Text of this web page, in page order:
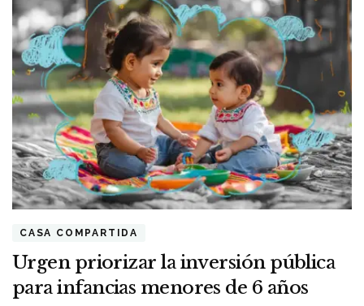
CASA COMPARTIDA
Urgen priorizar la inversión pública
para infancias menores de 6 años